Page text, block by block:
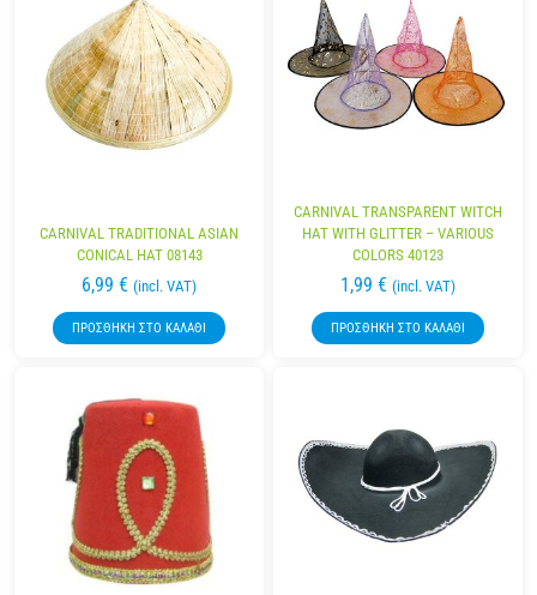
CARNIVAL TRADITIONAL ASIAN
CONICAL HAT 08143
6,99 € (incl. VAT)
ΠΡΟΣΘΉΚΗ ΣΤΟ ΚΑΛΆΘΙ
CARNIVAL TRANSPARENT WITCH
HAT WITH GLITTER – VARIOUS
COLORS 40123
1,99 € (incl. VAT)
ΠΡΟΣΘΉΚΗ ΣΤΟ ΚΑΛΆΘΙ